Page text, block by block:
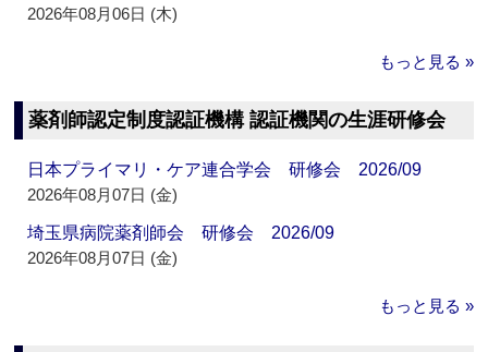
2026年08月06日 (木)
もっと見る »
薬剤師認定制度認証機構 認証機関の生涯研修会
日本プライマリ・ケア連合学会 研修会 2026/09
2026年08月07日 (金)
埼玉県病院薬剤師会 研修会 2026/09
2026年08月07日 (金)
もっと見る »